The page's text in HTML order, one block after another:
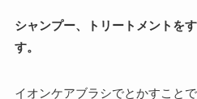
シャンプー、トリートメントを
す。
イオンケアブラシでとかすこと